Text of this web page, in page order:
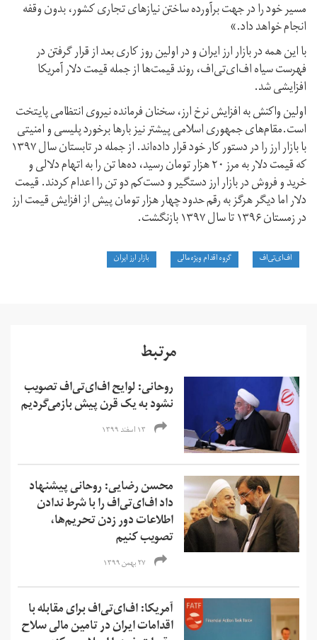
مسیر خود را در جهت برآورده ساختن نیازهای تجاری کشور، بدون وقفه
انجام خواهد داد.»
با این همه در بازار ارز ایران و در اولین روز کاری بعد از قرار گرفتن در
فهرست سیاه اف‌ای‌تی‌اف، روند قیمت‌ها از جمله قیمت دلار آمریکا
افزایشی شد.
اولین واکنش به افزایش نرخ ارز، سخنان فرمانده نیروی انتظامی پایتخت
است.مقام‌های جمهوری اسلامی پیشتر نیز بارها برخورد پلیسی و امنیتی
با بازار ارز را در دستور کار خود قرار داده‌اند. از جمله در تابستان سال ۱۳۹۷
که قیمت دلار به مرز ۲۰ هزار تومان رسید، ده‌ها تن را به اتهام دلالی و
خرید و فروش در بازار ارز دستگیر و دست‌کم دو تن را اعدام کردند. قیمت
دلار اما دیگر هرگز به رقم حدود چهار هزار تومان پیش از افزایش قیمت ارز
در زمستان ۱۳۹۶ تا سال ۱۳۹۷ بازنگشت.
اف‌ای‌تی‌اف گروه اقدام ویژه مالی بازار ارز ایران
مرتبط
روحانی: لوایح اف‌ای‌تی‌اف تصویب
نشود به یک قرن پیش بازمی‌گردیم
۱۳ اسفند ۱۳۹۹
محسن رضایی: روحانی پیشنهاد
داد اف‌ای‌تی‌اف را با شرط ندادن
اطلاعات دور زدن تحریم‌ها،
تصویب کنیم
۲۷ بهمن ۱۳۹۹
آمریکا: اف‌ای‌تی‌اف برای مقابله با
اقدامات ایران در تامین مالی سلاح